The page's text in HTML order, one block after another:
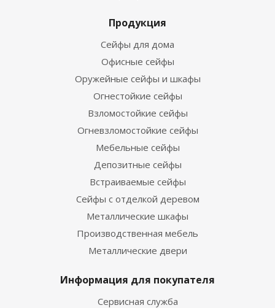
Продукция
Сейфы для дома
Офисные сейфы
Оружейные сейфы и шкафы
Огнестойкие сейфы
Взломостойкие сейфы
Огневзломостойкие сейфы
Мебельные сейфы
Депозитные сейфы
Встраиваемые сейфы
Сейфы с отделкой деревом
Металлические шкафы
Производственная мебель
Металлические двери
Информация для покупателя
Сервисная служба